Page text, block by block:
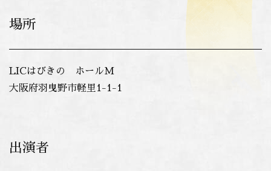
場所
LICはびきの ホールM
大阪府羽曳野市軽里1-1-1
出演者